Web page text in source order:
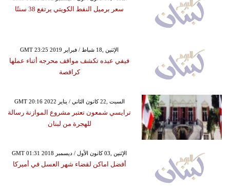
سعر برميل النفط الكويتي يرتفع 38 سنتًا
GMT 23:25 2019 الإثنين ,18 شباط / فبراير
فيفي عبده تكشف مواقف محرجه أثناء عملها
كراقصة
GMT 20:16 2022 السبت ,22 كانون الثاني / يناير
ترايسي شمعون تعتبر مشروع الموازنة رسالة
للهجرة من لبنان
GMT 01:31 2018 الإثنين ,03 كانون الأول / ديسمبر
أفضل اماكن لقضاء شهر العسل في أميركا